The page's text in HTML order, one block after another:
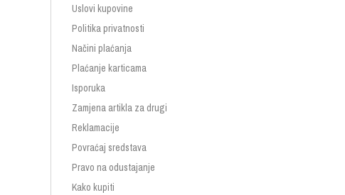
Uslovi kupovine
Politika privatnosti
Načini plaćanja
Plaćanje karticama
Isporuka
Zamjena artikla za drugi
Reklamacije
Povraćaj sredstava
Pravo na odustajanje
Kako kupiti